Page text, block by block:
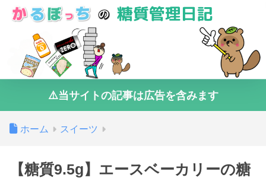
⚠️当サイトの記事は広告を含みます
ホーム スイーツ
【糖質9.5g】エースベーカリーの糖